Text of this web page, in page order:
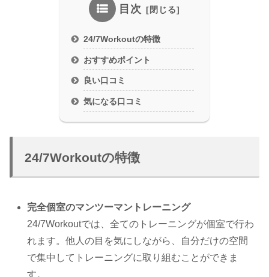
目次
24/7Workoutの特徴
おすすめポイント
良い口コミ
気になる口コミ
24/7Workoutの特徴
完全個室のマンツーマントレーニング
24/7Workoutでは、全てのトレーニングが個室で行わ
れます。他人の目を気にしながら、自分だけの空間
で集中してトレーニングに取り組むことができま
す。